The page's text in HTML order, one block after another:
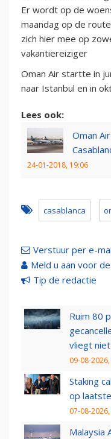
Er wordt op de
maandag op de
zich hier mee op
vakantiereiziger
Oman Air startte in
naar Istanbul en in
Lees ook:
Oman
24-01-2018, 19:06
casablanca
Verstuur per e-
Meld u aan voor
Tip de redactie
Ruim 80
vliegt niet
09-08-
Staking
op
07-08-2026,
Malaysia